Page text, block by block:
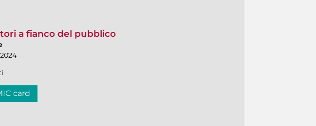
a fianco del pubblico
card